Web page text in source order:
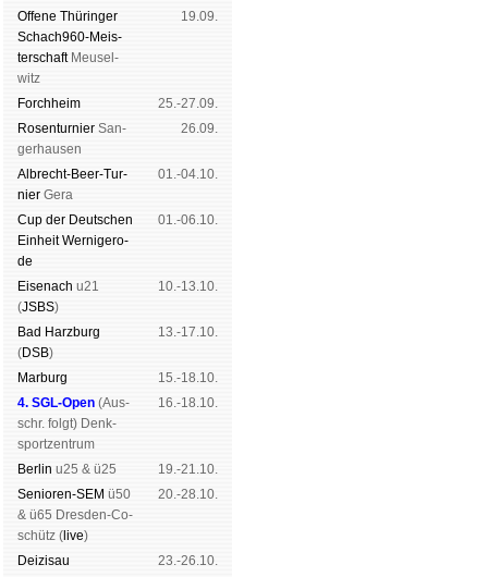
Offene Thü­rin­ger
Schach960-Meis­
ter­schaftMeu­sel­
witz
19.09.
Forch­heim
25.-27.09.
Rosen­tur­nier San­
ger­hau­sen
26.09.
Albrecht-Beer-Tur­
nier Ge­ra
01.-04.10.
Cup der Deut­schen
Ein­heit Wer­ni­ge­ro­
de
01.-06.10.
Eise­nach u21
(JSBS)
10.-13.10.
Bad Harz­burg
(DSB)
13.-17.10.
Mar­burg
15.-18.10.
4. SGL-Open (Aus­
schr. folgt) Denk­
sport­zen­trum
16.-18.10.
Ber­lin u25 & ü25
19.-21.10.
Senioren-SEM ü50
& ü65 Dres­den-Co­
schütz ( live)
20.-28.10.
Dei­zi­sau
23.-26.10.